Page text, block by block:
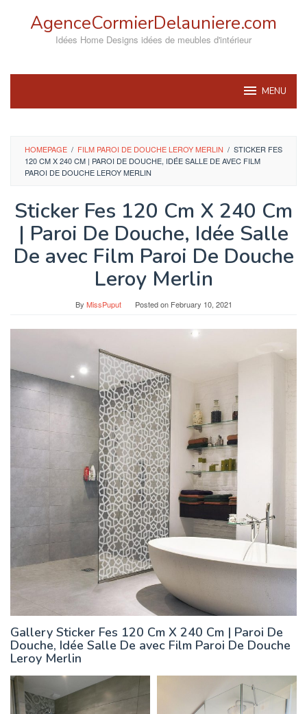
AgenceCormierDelauniere.com
Idées Home Designs idées de meubles d'intérieur
MENU
HOMEPAGE / FILM PAROI DE DOUCHE LEROY MERLIN / STICKER FES
120 CM X 240 CM | PAROI DE DOUCHE, IDÉE SALLE DE AVEC FILM
PAROI DE DOUCHE LEROY MERLIN
Sticker Fes 120 Cm X 240 Cm
| Paroi De Douche, Idée Salle
De avec Film Paroi De Douche
Leroy Merlin
By MissPuput Posted on February 10, 2021
Gallery Sticker Fes 120 Cm X 240 Cm | Paroi De
Douche, Idée Salle De avec Film Paroi De Douche
Leroy Merlin